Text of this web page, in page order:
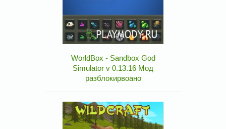
WorldBox - Sandbox God
Simulator v 0.13.16 Мод
разблокирвоано